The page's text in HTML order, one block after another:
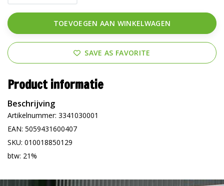
TOEVOEGEN AAN WINKELWAGEN
SAVE AS FAVORITE
Product informatie
Beschrijving
Artikelnummer: 3341030001
EAN: 5059431600407
SKU: 010018850129
btw: 21%